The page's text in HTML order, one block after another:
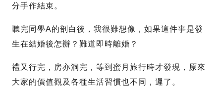
分手作結束。
聽完同學A的剖白後，我很難想像，如果這件事是發
生在結婚後怎辦？難道即時離婚？
禮又行完，房亦洞完，等到蜜月旅行時才發現，原來
大家的價值觀及各種生活習慣也不同，遲了。